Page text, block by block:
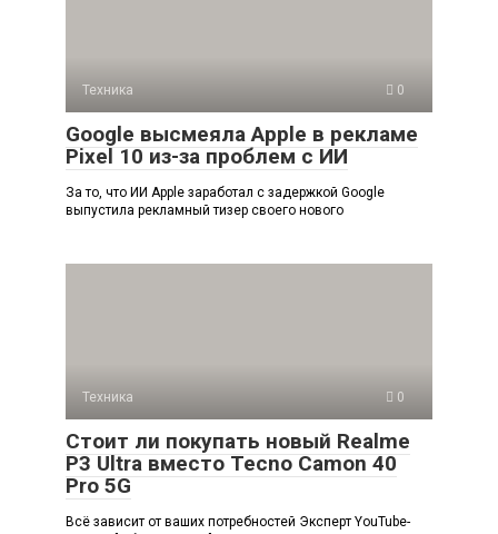
Техника 0
Google высмеяла Apple в рекламе
Pixel 10 из-за проблем с ИИ
За то, что ИИ Apple заработал с задержкой Google
выпустила рекламный тизер своего нового
Техника 0
Стоит ли покупать новый Realme
P3 Ultra вместо Tecno Camon 40
Pro 5G
Всё зависит от ваших потребностей Эксперт YouTube-